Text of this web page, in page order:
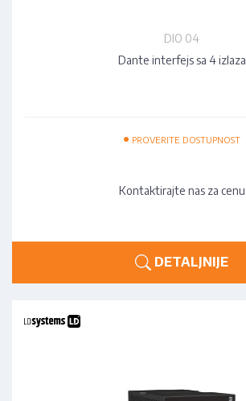
DIO 04
Dante interfejs sa 4 izlaza
• PROVERITE DOSTUPNOST
Kontaktirajte nas za cenu
DETALJNIJE